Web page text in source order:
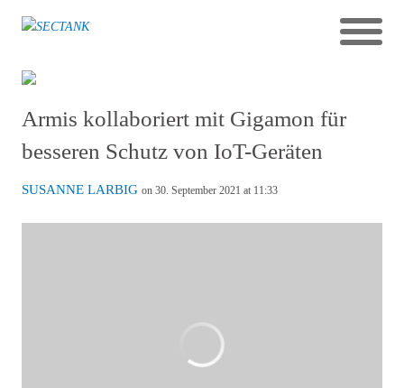
Armis kollaboriert mit Gigamon für
besseren Schutz von IoT-Geräten
SUSANNE LARBIG on 30. September 2021 at 11:33